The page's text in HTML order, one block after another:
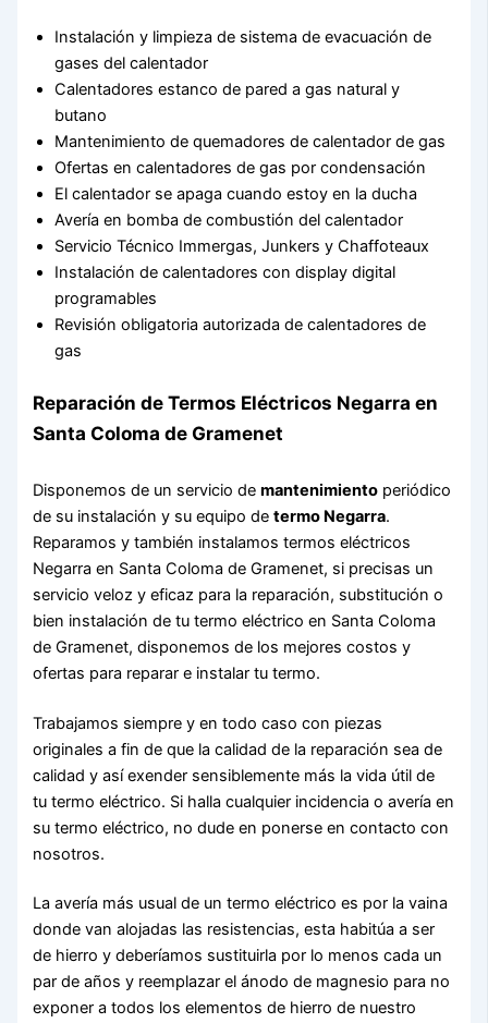
Instalación y limpieza de sistema de evacuación de
gases del calentador
Calentadores estanco de pared a gas natural y
butano
Mantenimiento de quemadores de calentador de gas
Ofertas en calentadores de gas por condensación
El calentador se apaga cuando estoy en la ducha
Avería en bomba de combustión del calentador
Servicio Técnico Immergas, Junkers y Chaffoteaux
Instalación de calentadores con display digital
programables
Revisión obligatoria autorizada de calentadores de
gas
Reparación de Termos Eléctricos Negarra en
Santa Coloma de Gramenet
Disponemos de un servicio demantenimiento periódico
de su instalación y su equipo determo Negarra.
Reparamos y también instalamos termos eléctricos
Negarra en Santa Coloma de Gramenet, si precisas un
servicio veloz y eficaz para la reparación, substitución o
bien instalación de tu termo eléctrico en Santa Coloma
de Gramenet, disponemos de los mejores costos y
ofertas para reparar e instalar tu termo.
Trabajamos siempre y en todo caso con piezas
originales a fin de que la calidad de la reparación sea de
calidad y así exender sensiblemente más la vida útil de
tu termo eléctrico. Si halla cualquier incidencia o avería en
su termo eléctrico, no dude en ponerse en contacto con
nosotros.
La avería más usual de un termo eléctrico es por la vaina
donde van alojadas las resistencias, esta habitúa a ser
de hierro y deberíamos sustituirla por lo menos cada un
par de años y reemplazar el ánodo de magnesio para no
exponer a todos los elementos de hierro de nuestro